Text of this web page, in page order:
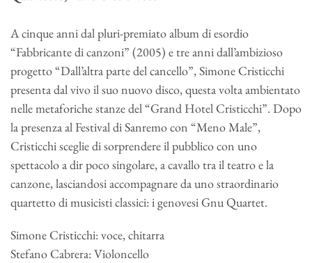
A cinque anni dal pluri-premiato album di esordio
“Fabbricante di canzoni” (2005) e tre anni dall’ambizioso
progetto “Dall’altra parte del cancello”, Simone Cristicchi
presenta dal vivo il suo nuovo disco, questa volta ambientato
nelle metaforiche stanze del “Grand Hotel Cristicchi”. Dopo
la presenza al Festival di Sanremo con “Meno Male”,
Cristicchi sceglie di sorprendere il pubblico con uno
spettacolo a dir poco singolare, a cavallo tra il teatro e la
canzone, lasciandosi accompagnare da uno straordinario
quartetto di musicisti classici: i genovesi Gnu Quartet.
Simone Cristicchi: voce, chitarra
Stefano Cabrera: Violoncello